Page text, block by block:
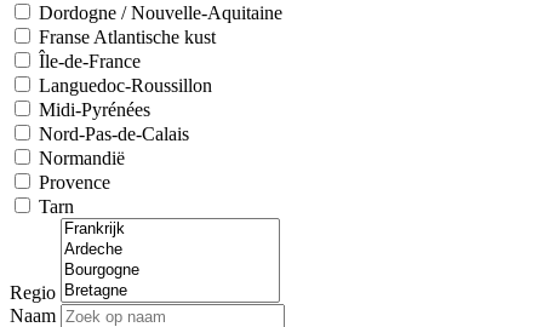
Dordogne / Nouvelle-Aquitaine
Franse Atlantische kust
Île-de-France
Languedoc-Roussillon
Midi-Pyrénées
Nord-Pas-de-Calais
Normandië
Provence
Tarn
Regio
Naam